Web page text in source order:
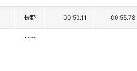
長野 00:53.11 00:55.78
新潟